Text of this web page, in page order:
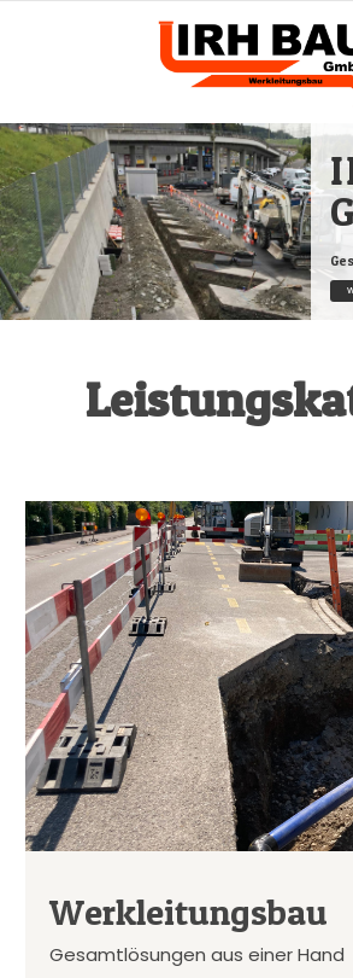
Werkleitungsbau
Gesamtlösungen aus einer Hand